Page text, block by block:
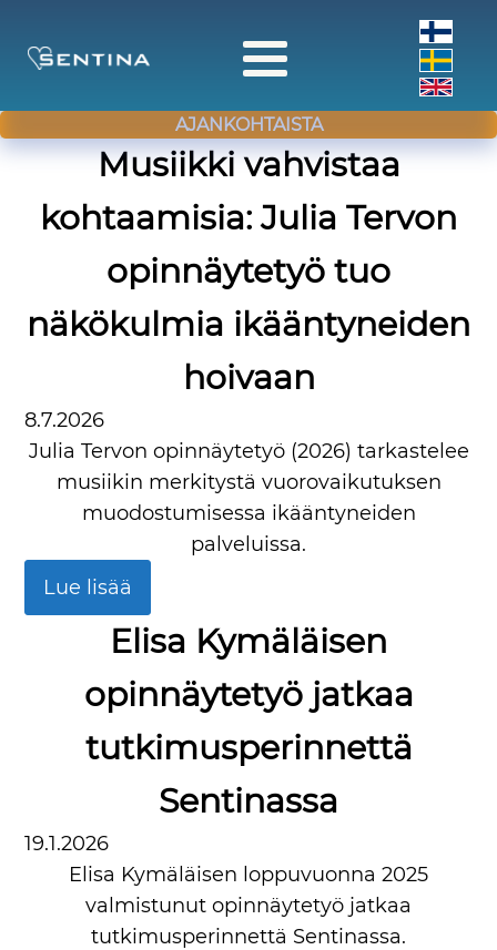
AJANKOHTAISTA
Musiikki vahvistaa
kohtaamisia: Julia Tervon
opinnäytetyö tuo
näkökulmia ikääntyneiden
hoivaan
8.7.2026
Julia Tervon opinnäytetyö (2026) tarkastelee
musiikin merkitystä vuorovaikutuksen
muodostumisessa ikääntyneiden
palveluissa.
Lue lisää
Elisa Kymäläisen
opinnäytetyö jatkaa
tutkimusperinnettä
Sentinassa
19.1.2026
Elisa Kymäläisen loppuvuonna 2025
valmistunut opinnäytetyö jatkaa
tutkimusperinnettä Sentinassa.